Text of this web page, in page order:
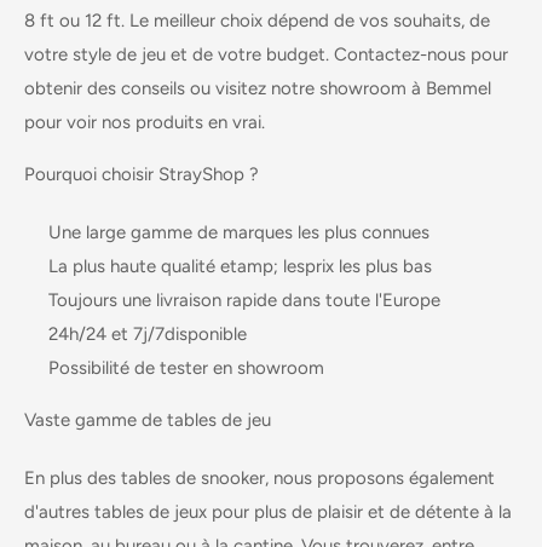
8 ft ou 12 ft. Le meilleur choix dépend de vos souhaits, de
votre style de jeu et de votre budget. Contactez-nous pour
obtenir des conseils ou visitez notre showroom à Bemmel
pour voir nos produits en vrai.
Pourquoi choisir StrayShop ?
Une large gamme de marques les plus connues
La plus haute qualité etamp; lesprix les plus bas
Toujours une livraison rapide dans toute l'Europe
24h/24 et 7j/7disponible
Possibilité de tester en showroom
Vaste gamme de tables de jeu
En plus des tables de snooker, nous proposons également
d'autres tables de jeux pour plus de plaisir et de détente à la